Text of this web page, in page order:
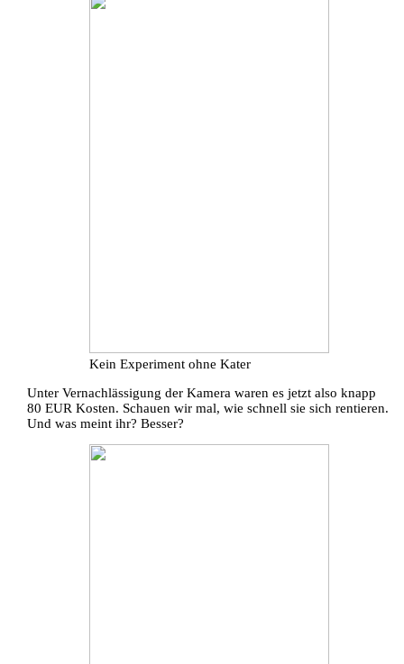
Kein Experiment ohne Kater
Unter Vernachlässigung der Kamera waren es jetzt also knapp
80 EUR Kosten. Schauen wir mal, wie schnell sie sich rentieren.
Und was meint ihr? Besser?